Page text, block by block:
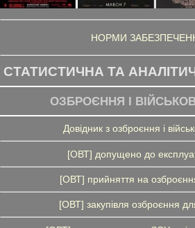
НОРМИ
СТАТИСТИЧНА ТА
ОЗБРОЄННЯ І
Довідник з озброєння і
[ОВТ] допущено до
[ОВТ] прийняття на
[ОВТ] закупівля озброєння